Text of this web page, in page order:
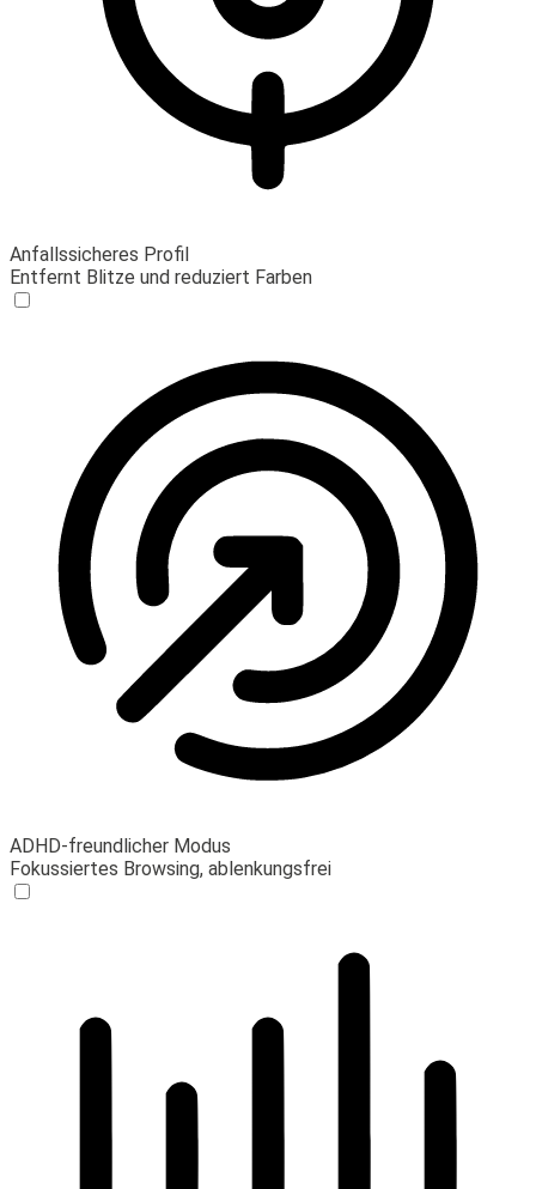
Anfallssicheres Profil
Entfernt Blitze und reduziert Farben
ADHD-freundlicher Modus
Fokussiertes Browsing, ablenkungsfrei